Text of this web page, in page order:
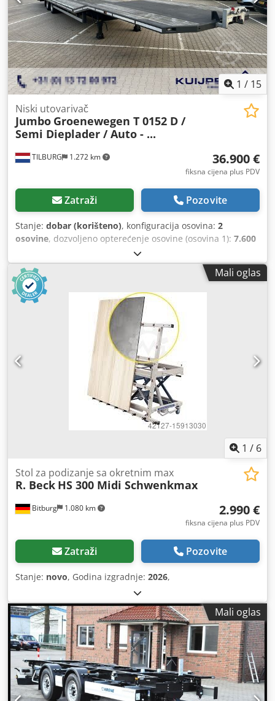
1 / 15
TILBURG 1.272 km
Niski utovarivač
Jumbo Groenewegen T 0152 D /
Semi Dieplader / Auto - ...
36.900 €
fiksna cijena plus PDV
Zatraži Pozovite
Stanje: dobar (korišteno), konfiguracija osovina: 2
osovine, dozvoljeno opterećenje osovine (osovina 1): 7.600
, dozvoljeno opterećenje osovine (osovina 2):
prva registracija:05/2023, ukupna dužina:13.970 mm,
ukupna širina:
, dimenzija gume:205
/ 65 / R17.5
, međuosovinski razmak:
Godina izgradnje:
2023,
Mali oglas
1 / 6
Bitburg 1.080 km
Stol za podizanje sa okretnim max
R. Beck HS 300 Midi Schwenkmax
2.990 €
fiksna cijena plus PDV
Zatraži Pozovite
Stanje: novo, Godina izgradnje: 2026,
Mali oglas